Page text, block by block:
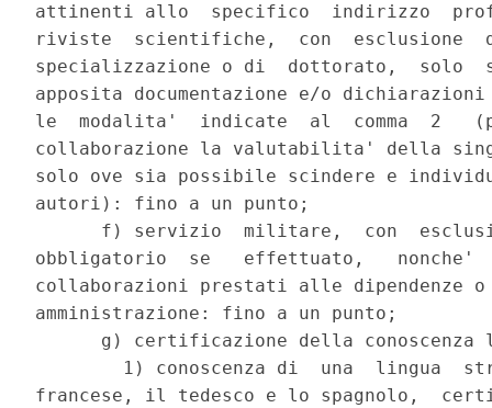
attinenti allo  specifico  indirizzo
riviste  scientifiche,  con
specializzazione o di  dottorato,  solo
apposita documentazione e/o
le  modalita'  indicate  al  comma  2
collaborazione la valutabilita' della
solo ove sia possibile scindere e
autori): fino a un punto;
f) servizio  militare,  con
obbligatorio  se   effettuato,
collaborazioni prestati alle dipendenze
amministrazione: fino a un punto;
g) certificazione della conoscenza
1) conoscenza di  una  lingua
francese, il tedesco e lo spagnolo,